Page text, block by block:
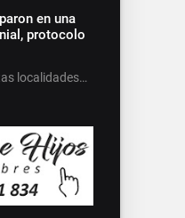
en una
protocolo
localidades…